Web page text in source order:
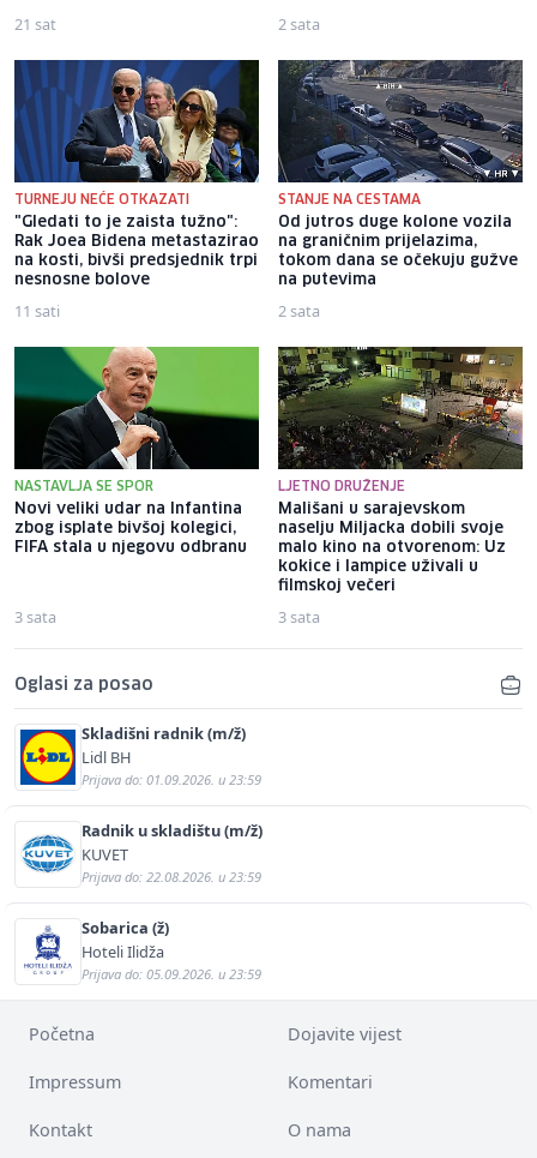
21 sat 2 sata
TURNEJU NEĆE OTKAZATI
"Gledati to je zaista tužno":
Rak Joea Bidena metastazirao
na kosti, bivši predsjednik trpi
nesnosne bolove
11 sati
STANJE NA CESTAMA
Od jutros duge kolone vozila
na graničnim prijelazima,
tokom dana se očekuju gužve
na putevima
2 sata
NASTAVLJA SE SPOR
Novi veliki udar na Infantina
zbog isplate bivšoj kolegici,
FIFA stala u njegovu odbranu
3 sata
LJETNO DRUŽENJE
Mališani u sarajevskom
naselju Miljacka dobili svoje
malo kino na otvorenom: Uz
kokice i lampice uživali u
filmskoj večeri
3 sata
Oglasi za posao
Skladišni radnik (m/ž)
Lidl BH
Prijava do: 01.09.2026. u 23:59
Radnik u skladištu (m/ž)
KUVET
Prijava do: 22.08.2026. u 23:59
Sobarica (ž)
Hoteli Ilidža
Prijava do: 05.09.2026. u 23:59
Početna Dojavite vijest
Impressum Komentari
Kontakt O nama